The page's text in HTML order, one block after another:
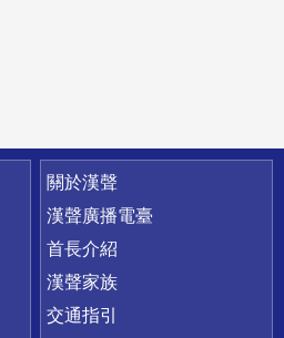
關於漢聲
漢聲廣播電臺
首長介紹
漢聲家族
交通指引